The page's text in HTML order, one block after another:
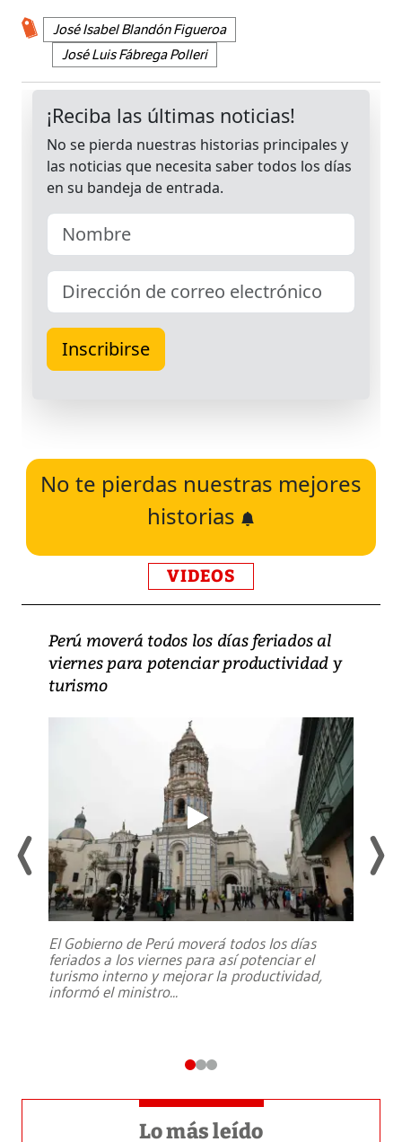
José Isabel Blandón Figueroa
José Luis Fábrega Polleri
No te pierdas nuestras mejores
historias
VIDEOS
Perú moverá todos los días feriados al
viernes para potenciar productividad y
turismo
El Gobierno de Perú moverá todos los días
feriados a los viernes para así potenciar el
turismo interno y mejorar la productividad,
informó el ministro...
Lo más leído